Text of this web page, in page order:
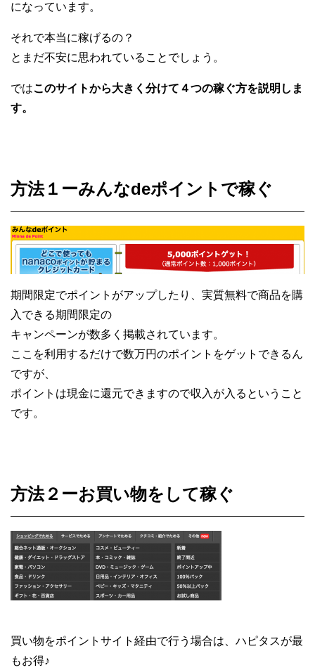
になっています。
それで本当に稼げるの？
とまだ不安に思われていることでしょう。
ではこのサイトから大きく分けて４つの稼ぐ方を説明しま
す。
方法１ーみんなdeポイントで稼ぐ
期間限定でポイントがアップしたり、実質無料で商品を購
入できる期間限定の
キャンペーンが数多く掲載されています。
ここを利用するだけで数万円のポイントをゲットできるん
ですが、
ポイントは現金に還元できますので収入が入るということ
です。
方法２ーお買い物をして稼ぐ
買い物をポイントサイト経由で行う場合は、ハピタスが最
もお得♪